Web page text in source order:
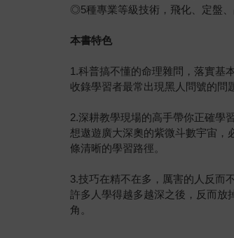
◎5種專業等級技術，飛化、定盤
本書特色
1.科普搞不懂的命理雜問，落實基
收錄學習者最常出現黑人問號的問
2.深耕教學現場的高手帶你正確學
想遨遊廣大深奧的紫微斗數宇宙，
條清晰的學習路徑。
3.技巧在精不在多，厲害的人反而
許多人學得越多越深之後，反而放
角。